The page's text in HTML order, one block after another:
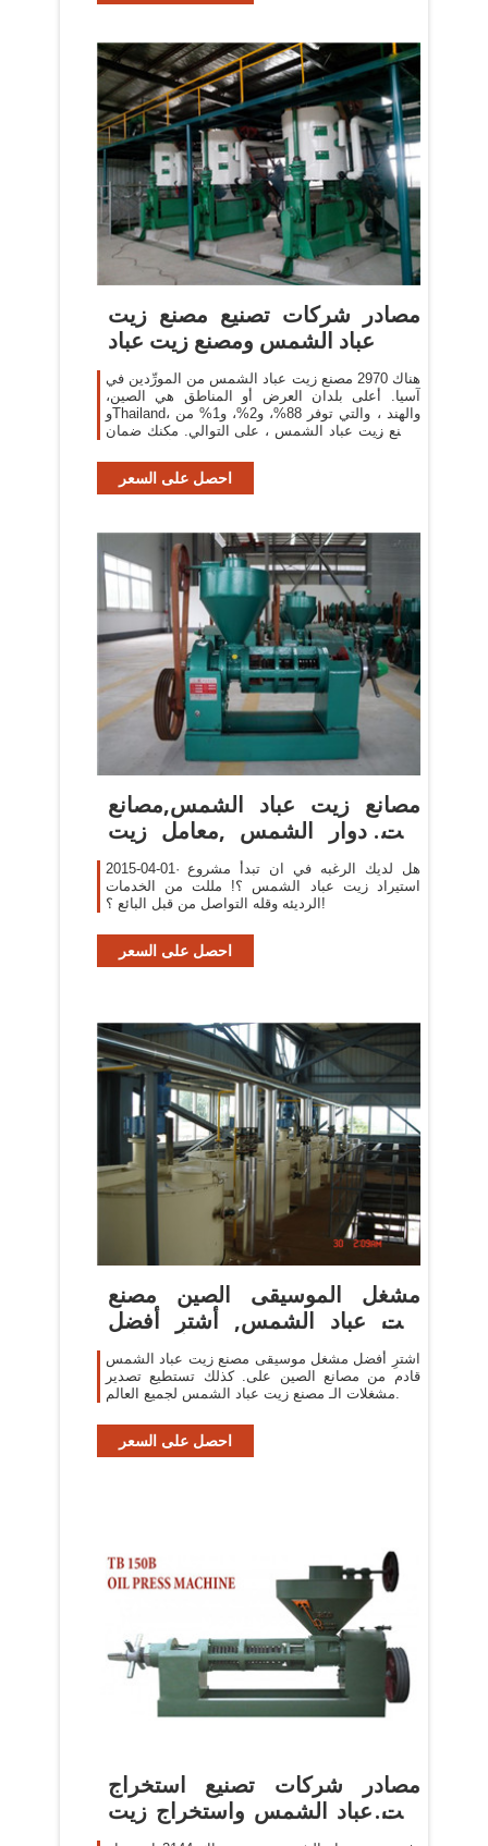
مصادر شركات تصنيع مصنع زيت
عباد الشمس ومصنع زيت عباد
هناك 2970 مصنع زيت عباد الشمس من المورِّدين في
آسيا. أعلى بلدان العرض أو المناطق هي الصين،
وThailand، والهند ، والتي توفر 88%، و2%، و1% من
مصنع زيت عباد الشمس ، على التوالي. مكنك ضمان
احصل على السعر
‫مصانع زيت عباد الشمس,مصانع
زيت دوار الشمس ,معامل زيت
دوار
2015-04-01· هل لديك الرغبه في ان تبدأ مشروع
استيراد زيت عباد الشمس ؟! مللت من الخدمات
الرديئه وقله التواصل من قبل البائع ؟!
احصل على السعر
مشغل الموسيقى الصين مصنع
زيت عباد الشمس, أشترِ أفضل
مشغل
اشترِ أفضل مشغل موسيقى مصنع زيت عباد الشمس
قادم من مصانع الصين على. كذلك تستطيع تصدير
مشغلات الـ مصنع زيت عباد الشمس لجميع العالم.
احصل على السعر
مصادر شركات تصنيع استخراج
زيت عباد الشمس واستخراج زيت
عباد